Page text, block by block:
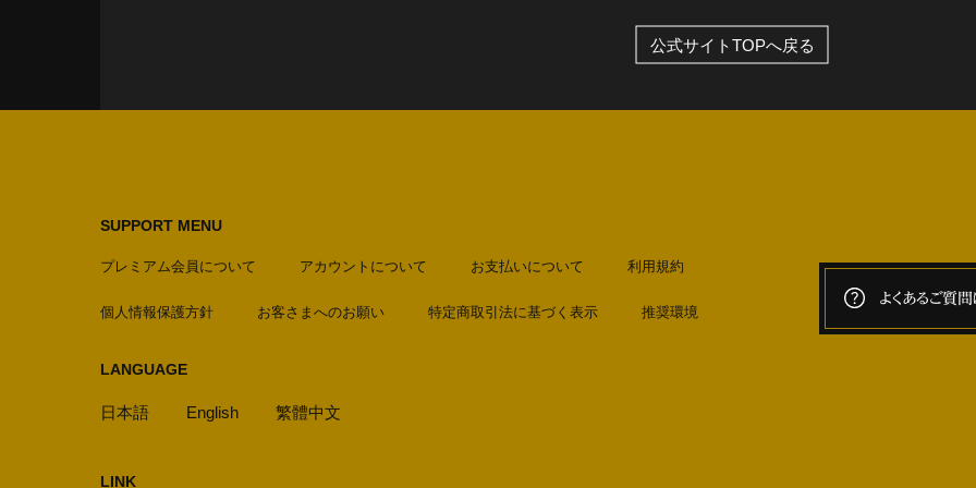
公式サイトTOPへ戻る
SUPPORT MENU
プレミアム会員について アカウントについて お支払いについて 利用規約
個人情報保護方針 お客さまへのお願い 特定商取引法に基づく表示 推奨環境
LANGUAGE
日本語 English 繁體中文
LINK
よくあるご質問